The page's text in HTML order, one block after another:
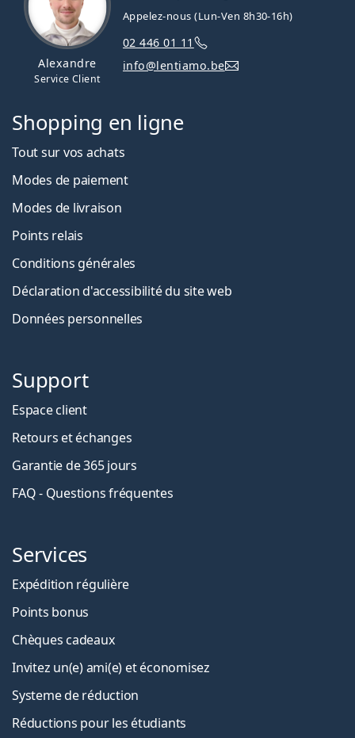
Alexandre
Service Client
Appelez-nous (Lun-Ven 8h30-16h)
02 446 01 11
info@lentiamo.be
Shopping en ligne
Tout sur vos achats
Modes de paiement
Modes de livraison
Points relais
Conditions générales
Déclaration d'accessibilité du site web
Données personnelles
Support
Espace client
Retours et échanges
Garantie de 365 jours
FAQ - Questions fréquentes
Services
Expédition régulière
Points bonus
Chèques cadeaux
Invitez un(e) ami(e) et économisez
Systeme de réduction
Réductions pour les étudiants